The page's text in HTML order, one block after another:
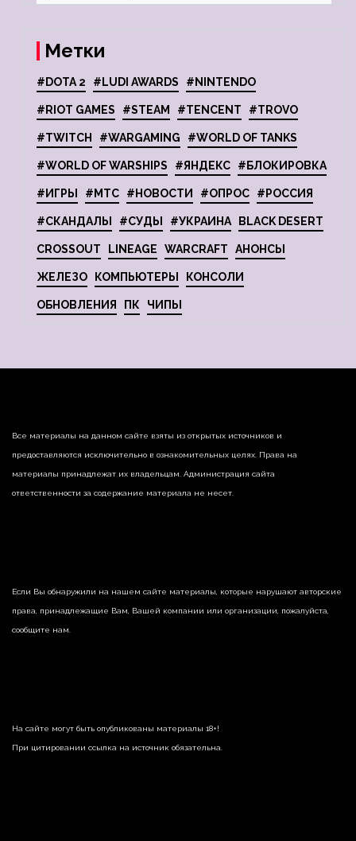
Метки
#DOTA 2 #LUDI AWARDS #NINTENDO
#RIOT GAMES #STEAM #TENCENT #TROVO
#TWITCH #WARGAMING #WORLD OF TANKS
#WORLD OF WARSHIPS #ЯНДЕКС #БЛОКИРОВКА
#ИГРЫ #МТС #НОВОСТИ #ОПРОС #РОССИЯ
#СКАНДАЛЫ #СУДЫ #УКРАИНА BLACK DESERT
CROSSOUT LINEAGE WARCRAFT АНОНСЫ
ЖЕЛЕЗО КОМПЬЮТЕРЫ КОНСОЛИ
ОБНОВЛЕНИЯ ПК ЧИПЫ
Все материалы на данном сайте взяты из открытых источников и
предоставляются исключительно в ознакомительных целях. Права на
материалы принадлежат их владельцам. Администрация сайта
ответственности за содержание материала не несет.
Если Вы обнаружили на нашем сайте материалы, которые нарушают авторские
права, принадлежащие Вам, Вашей компании или организации, пожалуйста,
сообщите нам.
На сайте могут быть опубликованы материалы 18+!
При цитировании ссылка на источник обязательна.